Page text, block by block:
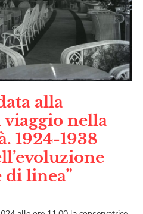
alla
viaggio nella
1924-1938
di linea”